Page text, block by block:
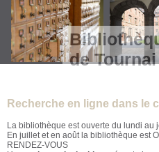
de Tournai
Recherche en ligne dans le
La bibliothèque est ouverte du lundi
En juillet et en août la bibliothèque est
RENDEZ-VOUS